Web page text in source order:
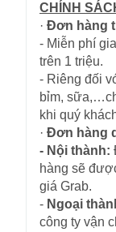
CHÍNH
· Đơn hàng
- Miễn phí
trên 1 triệu.
- Riêng đối
bỉm,
khi quý
· Đơn hàng
- Nội thành:
hàng sẽ
giá Grab.
- Ngoại
công ty vận